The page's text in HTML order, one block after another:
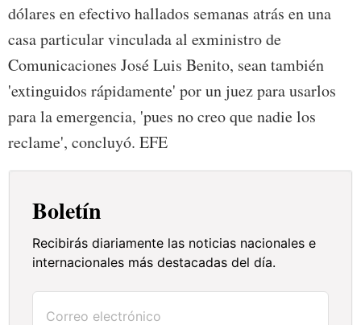
dólares en efectivo hallados semanas atrás en una
casa particular vinculada al exministro de
Comunicaciones José Luis Benito, sean también
'extinguidos rápidamente' por un juez para usarlos
para la emergencia, 'pues no creo que nadie los
reclame', concluyó. EFE
Boletín
Recibirás diariamente las noticias nacionales e
internacionales más destacadas del día.